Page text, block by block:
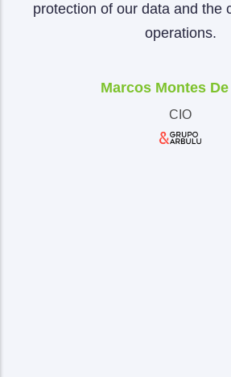
protection of our data and the
operations.
Marcos Montes
CIO